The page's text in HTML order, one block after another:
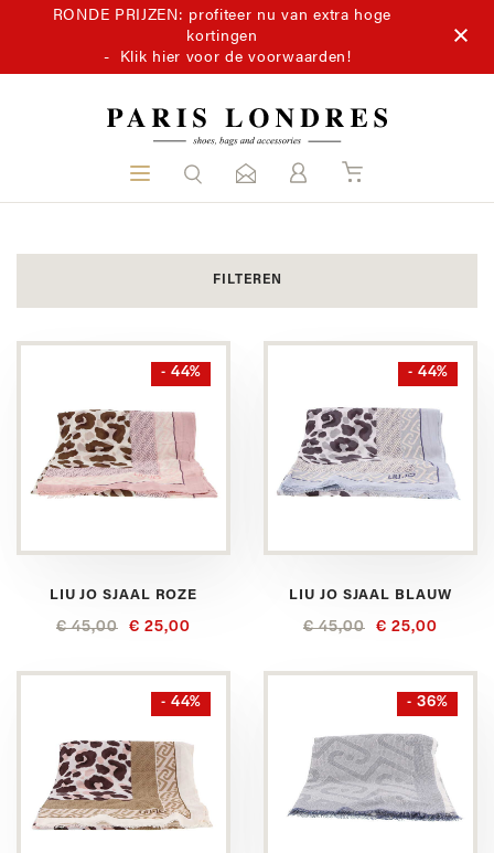
RONDE PRIJZEN: profiteer nu van extra hoge
kortingen
- Klik hier voor de voorwaarden!
FILTEREN
- 44%
LIU JO SJAAL ROZE
€ 45,00 € 25,00
- 44%
LIU JO SJAAL BLAUW
€ 45,00 € 25,00
- 44% - 36%